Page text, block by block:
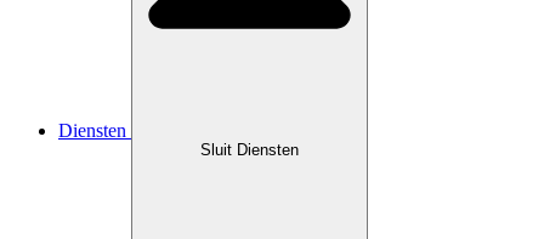
Diensten
Sluit Diensten